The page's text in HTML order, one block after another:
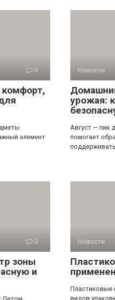
0
элемент
Новости
урожая:
Август — пик
помогает
0
зоны
и
Новости
Пластиковые
видов